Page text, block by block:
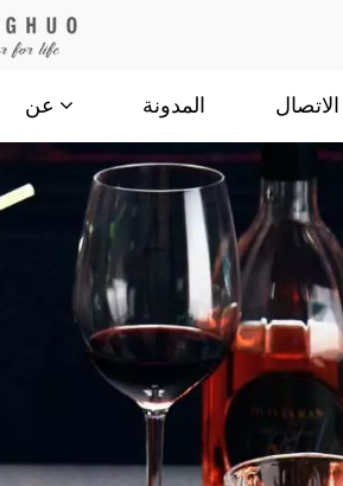
عن المدونة الاتصال